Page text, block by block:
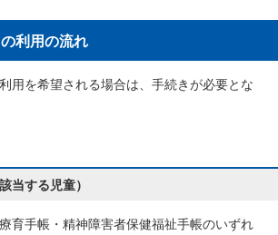
利用の流れ
用を希望される場合は、手続きが必要とな
当する児童）
育手帳・精神障害者保健福祉手帳のいずれ